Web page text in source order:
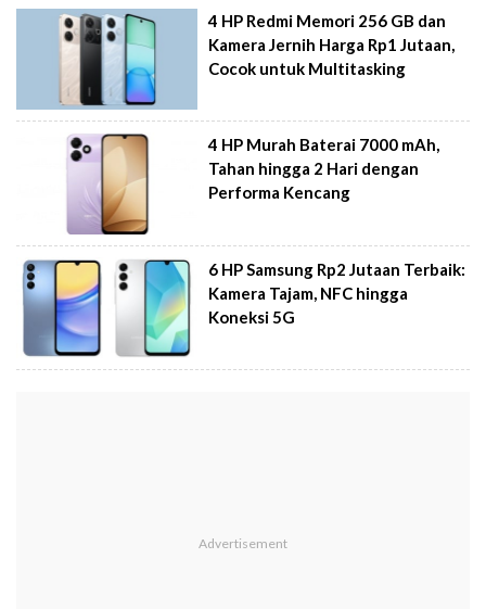
4 HP Redmi Memori 256 GB dan
Kamera Jernih Harga Rp1 Jutaan,
Cocok untuk Multitasking
4 HP Murah Baterai 7000 mAh,
Tahan hingga 2 Hari dengan
Performa Kencang
6 HP Samsung Rp2 Jutaan Terbaik:
Kamera Tajam, NFC hingga
Koneksi 5G